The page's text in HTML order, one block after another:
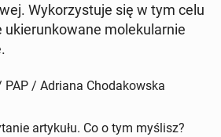
Wy­ko­rzy­stu­je się w tym celu
ukie­run­ko­wa­ne mo­le­ku­lar­nie
/ Adriana Chodakowska
artykułu. Co o tym myślisz?